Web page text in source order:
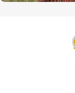
Puente